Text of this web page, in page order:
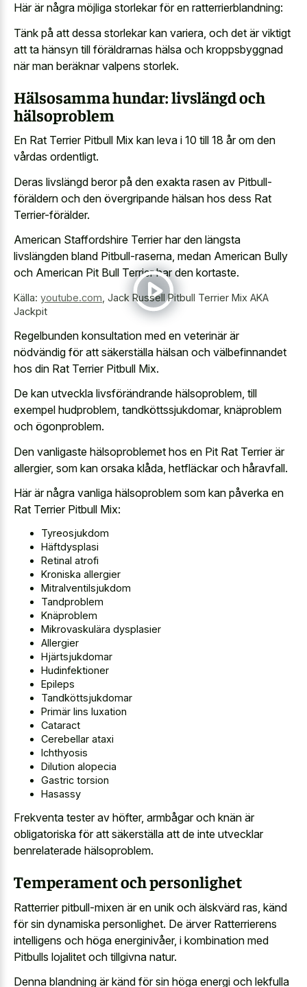
Här är några möjliga storlekar för en ratterrierblandning:
Tänk på att dessa storlekar kan variera, och det är viktigt
att ta hänsyn till föräldrarnas hälsa och kroppsbyggnad
när man beräknar valpens storlek.
Hälsosamma hundar: livslängd och
hälsoproblem
En Rat Terrier Pitbull Mix kan leva i 10 till 18 år om den
vårdas ordentligt.
Deras livslängd beror på den exakta rasen av Pitbull-
föräldern och den övergripande hälsan hos dess Rat
Terrier-förälder.
American Staffordshire Terrier har den längsta
livslängden bland Pitbull-raserna, medan American Bully
och American Pit Bull Terrier har den kortaste.
Källa: youtube.com Jack Russell Pitbull Terrier Mix AKA
Jackpit
Regelbunden konsultation med en veterinär är
nödvändig för att säkerställa hälsan och välbefinnandet
hos din Rat Terrier Pitbull Mix.
De kan utveckla livsförändrande hälsoproblem, till
exempel hudproblem, tandköttssjukdomar, knäproblem
och ögonproblem.
Den vanligaste hälsoproblemet hos en Pit Rat Terrier är
allergier, som kan orsaka klåda, hetfläckar och håravfall.
Här är några vanliga hälsoproblem som kan påverka en
Rat Terrier Pitbull Mix:
Tyreosjukdom
Häftdysplasi
Retinal atrofi
Kroniska allergier
Mitralventilsjukdom
Tandproblem
Knäproblem
Mikrovaskulära dysplasier
Allergier
Hjärtsjukdomar
Hudinfektioner
Epileps
Tandköttsjukdomar
Primär lins luxation
Cataract
Cerebellar ataxi
Ichthyosis
Dilution alopecia
Gastric torsion
Hasassy
Frekventa tester av höfter, armbågar och knän är
obligatoriska för att säkerställa att de inte utvecklar
benrelaterade hälsoproblem.
Temperament och personlighet
Ratterrier pitbull-mixen är en unik och älskvärd ras, känd
för sin dynamiska personlighet. De ärver Ratterrierens
intelligens och höga energinivåer, i kombination med
Pitbulls lojalitet och tillgivna natur.
Denna blandning är känd för sin höga energi och lekfulla